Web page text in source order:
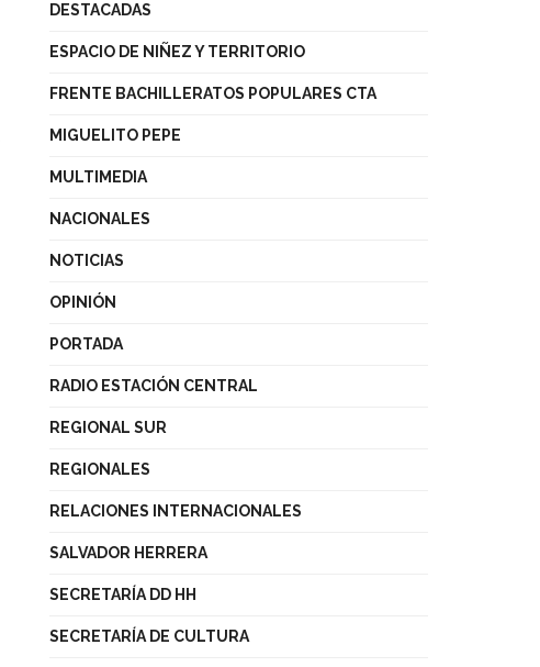
DESTACADAS
ESPACIO DE NIÑEZ Y TERRITORIO
FRENTE BACHILLERATOS POPULARES CTA
MIGUELITO PEPE
MULTIMEDIA
NACIONALES
NOTICIAS
OPINIÓN
PORTADA
RADIO ESTACIÓN CENTRAL
REGIONAL SUR
REGIONALES
RELACIONES INTERNACIONALES
SALVADOR HERRERA
SECRETARÍA DD HH
SECRETARÍA DE CULTURA